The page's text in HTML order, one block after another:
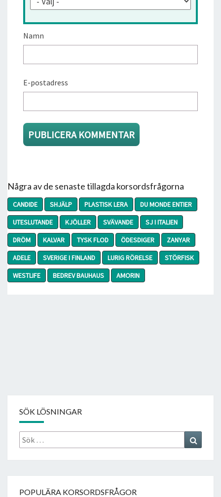
Namn
E-postadress
Några av de senaste tillagda korsordsfrågorna
CANDIDE SHJÄLP PLASTISK LERA
DU MONDE ENTIER
UTESLUTANDE
KJÖLLER SVÄVANDE
SJ I ITALIEN
DRÖM
KALVAR TYSK FLOD ÖDESDIGER
ZANYAR
ADELE
SVERIGE I FINLAND LURIG RÖRELSE
STÖRFISK
WESTLIFE
BEDREV BAUHAUS AMORIN
SÖK LÖSNINGAR
Sök
efter:
POPULÄRA KORSORDSFRÅGOR